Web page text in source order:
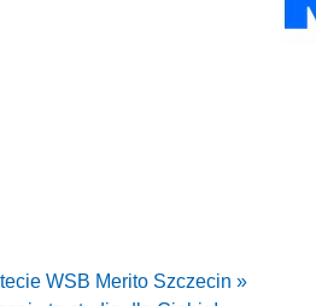
WSB Merito Szczecin »